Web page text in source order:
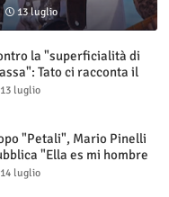
13 luglio
la "superficialità di
Tato ci racconta il
singolo "Vuoti digitali"
13 luglio
"Petali", Mario Pinelli
"Ella es mi hombre
uomo è lei)"
14 luglio